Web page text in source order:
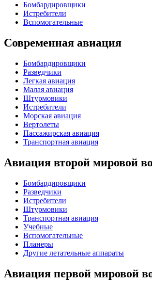
Бомбардировщики
Истребители
Вспомогательные
Современная авиация
Бомбардировщики
Разведчики
Легкая авиация
Малая авиация
Штурмовики
Истребители
Морская авиация
Вертолеты
Пассажирская авиация
Транспортная авиация
Авиация второй мировой
Бомбардировщики
Разведчики
Истребители
Штурмовики
Транспортная авиация
Учебные
Вспомогательные
Планеры
Другие летательные аппараты
Авиация первой мировой